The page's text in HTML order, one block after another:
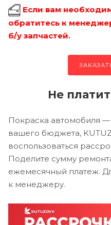
Если вам
обратитесь к
б/у запчастей.
Не
Покраска автомобиля
вашего бюджета,
воспользоваться
Поделите сумму
ежемесячный платеж.
к менеджеру.